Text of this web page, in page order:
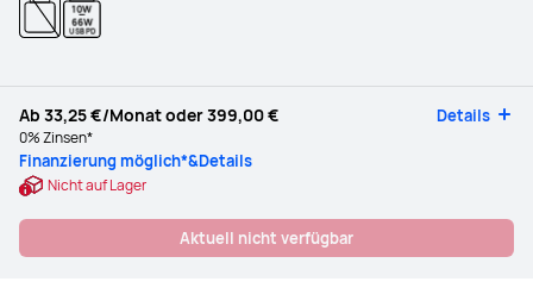
10W
-
66W
USB PD
Ab 33,25 €/Monat oder399,00 € Details
0% Zinsen*
Finanzierung möglich*&Details
Nicht auf Lager
Aktuell nicht verfügbar